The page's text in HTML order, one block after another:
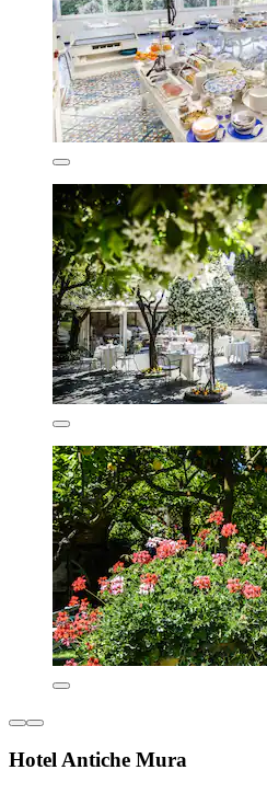
Hotel Antiche Mura